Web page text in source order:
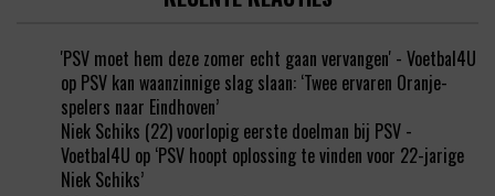
'PSV moet hem deze zomer echt gaan vervangen' - Voetbal4U
op PSV kan waanzinnige slag slaan: ‘Twee ervaren Oranje-
spelers naar Eindhoven’
Niek Schiks (22) voorlopig eerste doelman bij PSV -
Voetbal4U op ‘PSV hoopt oplossing te vinden voor 22-jarige
Niek Schiks’